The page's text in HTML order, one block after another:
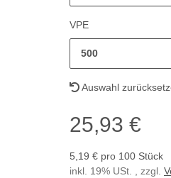
VPE
500
Auswahl
25,93 €
5,19 € pro 100 Stück
inkl. 19% USt. , zzgl.